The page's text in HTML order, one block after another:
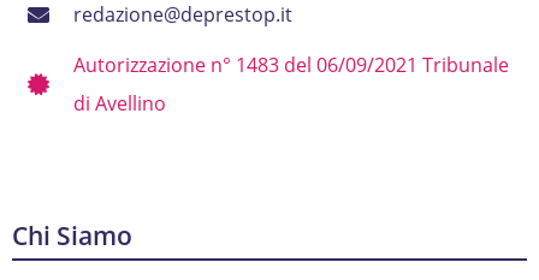
redazione@deprestop.it
Autorizzazione n° 1483 del 06/09/2021 Tribunale
di Avellino
Chi Siamo